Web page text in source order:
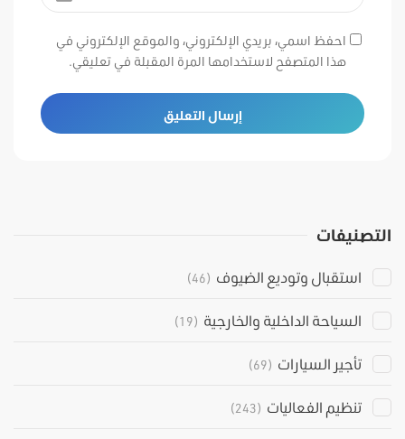
احفظ اسمي، بريدي الإلكتروني، والموقع الإلكتروني في
هذا المتصفح لاستخدامها المرة المقبلة في تعليقي.
التصنيفات
استقبال وتوديع الضيوف (46)
السياحة الداخلية والخارجية (19)
تأجير السيارات (69)
تنظيم الفعاليات (243)